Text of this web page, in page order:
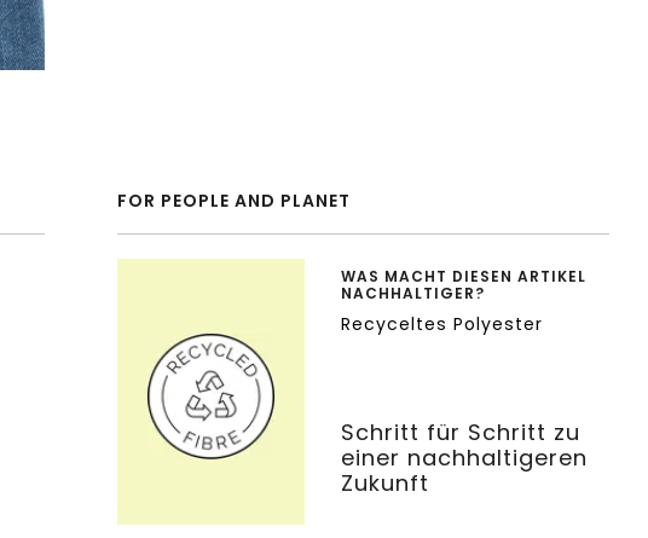
FOR PEOPLE AND PLANET
WAS MACHT DIESEN ARTIKEL
NACHHALTIGER?
Recyceltes Polyester
Schritt für Schritt zu
einer nachhaltigeren
Zukunft